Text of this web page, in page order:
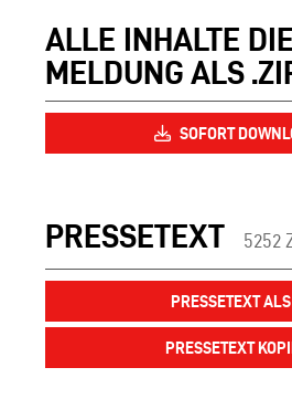
ALLE INHALTE
MELDUNG ALS
SOFORT
PRESSETEXT 5252
PRESSETEXT
PRESSETEXT